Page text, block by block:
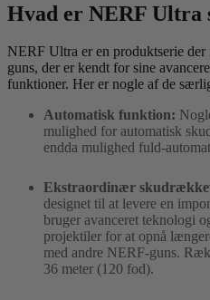
Hvad er NERF Ultra
NERF Ultra er en produktserie
guns, der er kendt for sine
funktioner. Her er nogle af de
Automatisk funktion:
mulighed for automatisk
endda mulighed fuld-
Ekstraordinær
designet til at levere en
bruger avanceret teknologi
projektiler for at opnå
med andre NERF-guns.
36 meter (120 fod).